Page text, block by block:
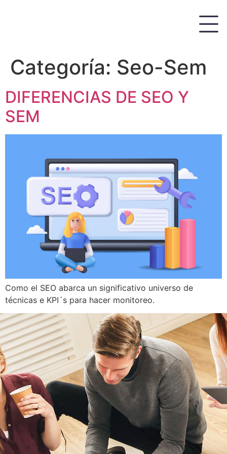
Categoría: Seo-Sem
DIFERENCIAS DE SEO Y
SEM
Como el SEO abarca un significativo universo de
técnicas e KPI´s para hacer monitoreo.